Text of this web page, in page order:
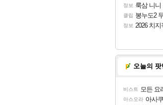
정보 룩삼 니니
클립 봉누도2
정보 2026 치
오늘의 팟
비스트 모든 요리/작물
아스오라 아사쿠